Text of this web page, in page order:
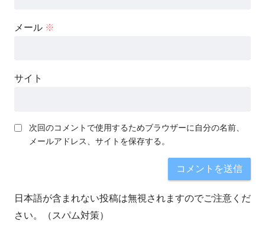
メール ※
サイト
次回のコメントで使用するためブラウザーに自分の名前、
メールアドレス、サイトを保存する。
日本語が含まれない投稿は無視されますのでご注意くだ
さい。（スパム対策）